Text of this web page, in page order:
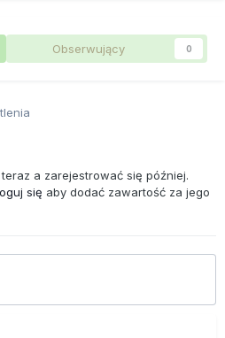
Obserwujący 0
a zarejestrować się później.
się aby dodać zawartość za jego